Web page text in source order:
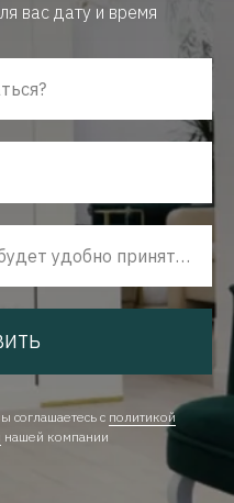
вас дату и время
Дата и время, когда вам будет удобно принять наш звонок
соглашаетесь с политикой
нашей компании